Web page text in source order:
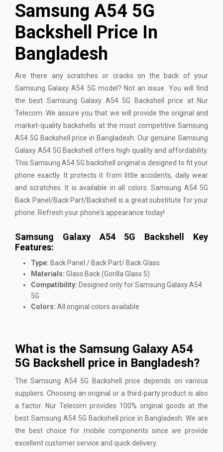
Samsung A54 5G
Backshell Price In
Bangladesh
Are there any scratches or cracks on the back of your
Samsung Galaxy A54 5G model? Not an issue. You will find
the best Samsung Galaxy A54 5G Backshell price at Nur
Telecom. We assure you that we will provide the original and
market-quality backshells at the most competitive Samsung
A54 5G Backshell price in Bangladesh. Our genuine Samsung
Galaxy A54 5G Backshell offers high quality and affordability.
This Samsung A54 5G backshell original is designed to fit your
phone exactly. It protects it from little accidents, daily wear
and scratches. It is available in all colors. Samsung A54 5G
Back Panel/Back Part/Backshell is a great substitute for your
phone. Refresh your phone's appearance today!
Samsung Galaxy A54 5G Backshell Key
Features:
Type: Back Panel / Back Part/ Back Glass
Materials: Glass Back (Gorilla Glass 5)
Compatibility: Designed only for Samsung Galaxy A54
5G
Colors: All original colors available
What is the Samsung Galaxy A54
5G Backshell price in Bangladesh?
The Samsung A54 5G Backshell price depends on various
suppliers. Choosing an original or a third-party product is also
a factor. Nur Telecom provides 100% original goods at the
best Samsung A54 5G Backshell price in Bangladesh. We are
the best choice for mobile components since we provide
excellent customer service and quick delivery.